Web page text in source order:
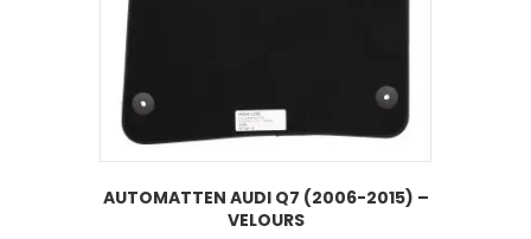
AUTOMATTEN AUDI Q7 (2006-2015) –
VELOURS